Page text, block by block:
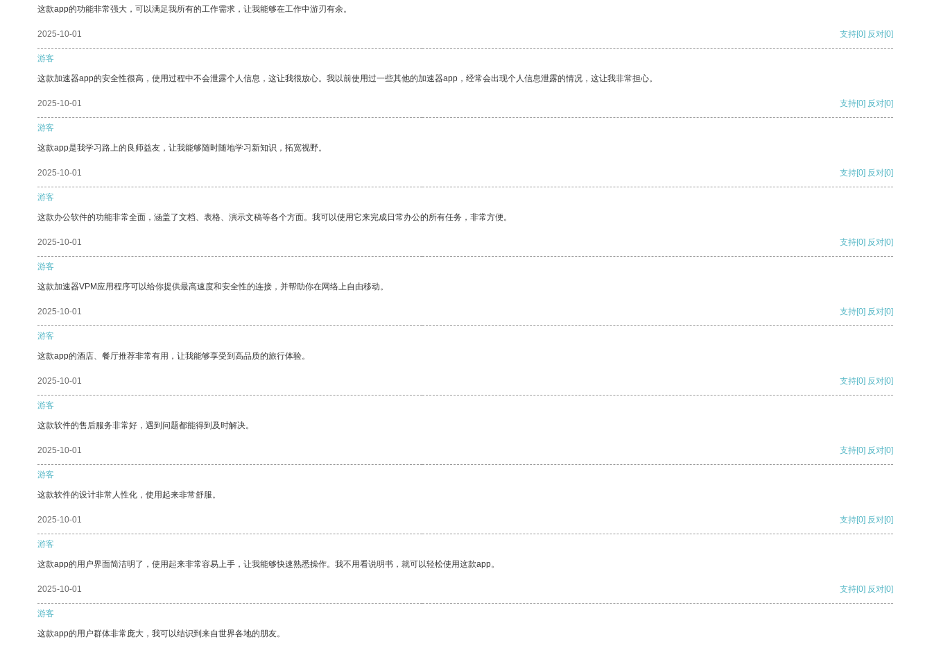
这款app的功能非常强大，可以满足我所有的工作需求，让我能够在工作中游刃有余。
2025-10-01 支持[0] 反对[0]
游客
这款加速器app的安全性很高，使用过程中不会泄露个人信息，这让我很放心。我以前使用过一些其他的加速器app，经常会出现个人信息泄露的情况，这让我非常担心。
2025-10-01 支持[0] 反对[0]
游客
这款app是我学习路上的良师益友，让我能够随时随地学习新知识，拓宽视野。
2025-10-01 支持[0] 反对[0]
游客
这款办公软件的功能非常全面，涵盖了文档、表格、演示文稿等各个方面。我可以使用它来完成日常办公的所有任务，非常方便。
2025-10-01 支持[0] 反对[0]
游客
这款加速器VPM应用程序可以给你提供最高速度和安全性的连接，并帮助你在网络上自由移动。
2025-10-01 支持[0] 反对[0]
游客
这款app的酒店、餐厅推荐非常有用，让我能够享受到高品质的旅行体验。
2025-10-01 支持[0] 反对[0]
游客
这款软件的售后服务非常好，遇到问题都能得到及时解决。
2025-10-01 支持[0] 反对[0]
游客
这款软件的设计非常人性化，使用起来非常舒服。
2025-10-01 支持[0] 反对[0]
游客
这款app的用户界面简洁明了，使用起来非常容易上手，让我能够快速熟悉操作。我不用看说明书，就可以轻松使用这款app。
2025-10-01 支持[0] 反对[0]
游客
这款app的用户群体非常庞大，我可以结识到来自世界各地的朋友。